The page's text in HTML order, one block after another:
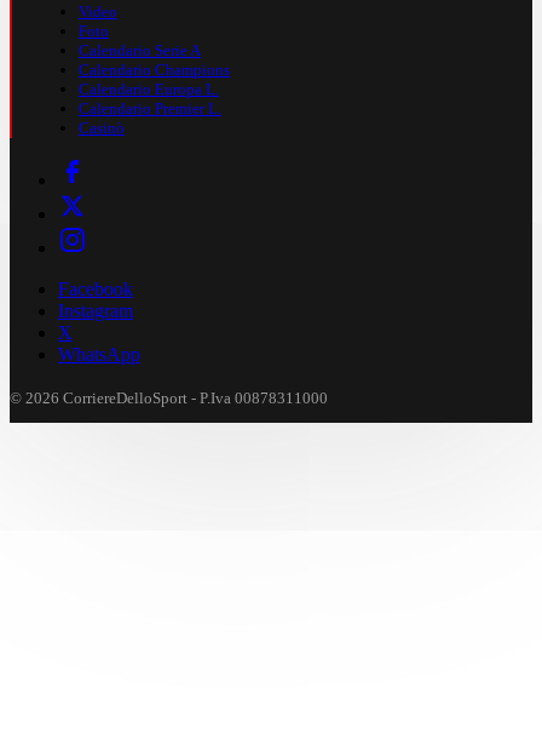
Video
Foto
Calendario Serie A
Calendario Champions
Calendario Europa L.
Calendario Premier L.
Casinò
Facebook
Instagram
X
WhatsApp
© 2026 CorriereDelloSport - P.Iva 00878311000